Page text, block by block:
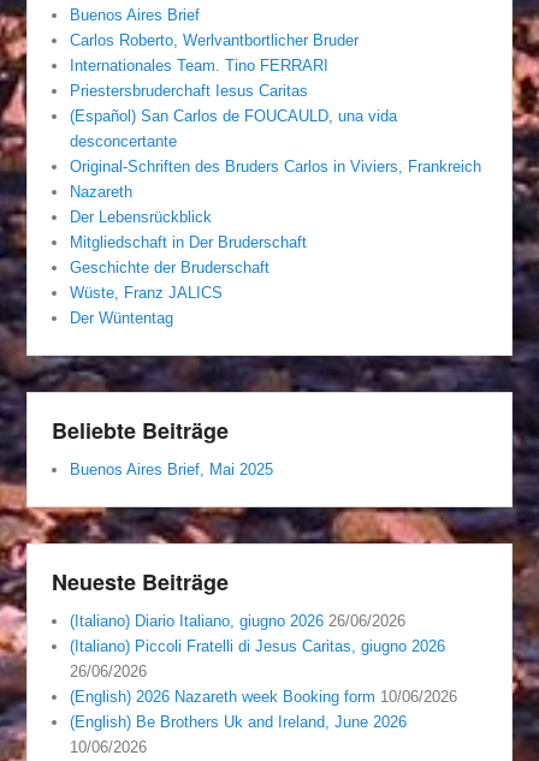
Buenos Aires Brief
Carlos Roberto, Werlvantbortlicher Bruder
Internationales Team. Tino FERRARI
Priestersbruderchaft Iesus Caritas
(Español) San Carlos de FOUCAULD, una vida
desconcertante
Original-Schriften des Bruders Carlos in Viviers, Frankreich
Nazareth
Der Lebensrückblick
Mitgliedschaft in Der Bruderschaft
Geschichte der Bruderschaft
Wüste, Franz JALICS
Der Wüntentag
Beliebte Beiträge
Buenos Aires Brief, Mai 2025
Neueste Beiträge
(Italiano) Diario Italiano, giugno 2026 26/06/2026
(Italiano) Piccoli Fratelli di Jesus Caritas, giugno 2026
26/06/2026
(English) 2026 Nazareth week Booking form 10/06/2026
(English) Be Brothers Uk and Ireland, June 2026
10/06/2026